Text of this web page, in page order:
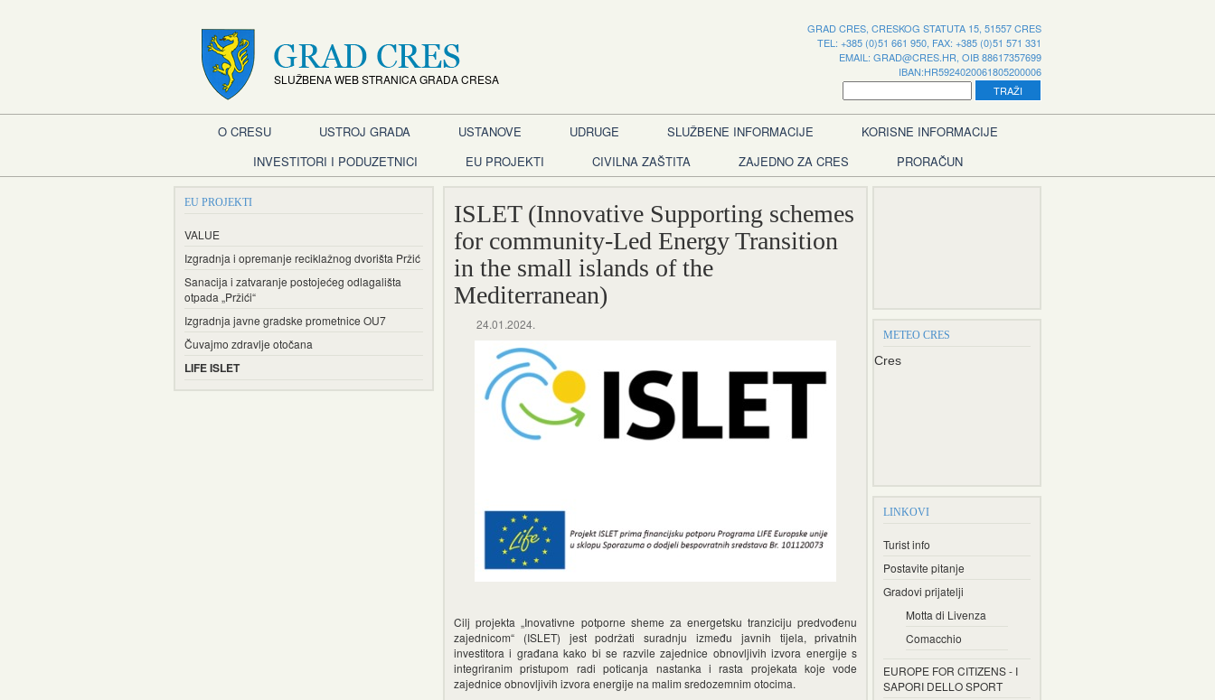
SLUŽBENA WEB STRANICA GRADA CRESA
GRAD CRES, CRESKOG STATUTA 15, 51557 CRES
TEL: +385 (0)51 661 950, FAX: +385 (0)51 571 331
EMAIL: GRAD@CRES.HR, OIB 88617357699
IBAN:HR5924020061805200006
O CRESU USTROJ GRADA USTANOVE UDRUGE SLUŽBENE INFORMACIJE
KORISNE INFORMACIJE
INVESTITORI I PODUZETNICI
EU PROJEKTI CIVILNA ZAŠTITA ZAJEDNO ZA CRES PRORAČUN
EU PROJEKTI
VALUE
Izgradnja i opremanje reciklažnog dvorišta Pržić
Sanacija i zatvaranje postojećeg odlagališta
otpada „Pržići“
Izgradnja javne gradske prometnice OU7
Čuvajmo zdravlje otočana
LIFE ISLET
ISLET (Innovative Supporting schemes
for community-Led Energy Transition
in the small islands of the
Mediterranean)
24.01.2024.
Cilj projekta „Inovativne potporne sheme za energetsku tranziciju predvođenu
zajednicom“ (ISLET) jest podržati suradnju između javnih tijela, privatnih
investitora i građana kako bi se razvile zajednice obnovljivih izvora energije s
integriranim pristupom radi poticanja nastanka i rasta projekata koje vode
zajednice obnovljivih izvora energije na malim sredozemnim otocima.
METEO CRES
Cres
LINKOVI
Turist info
Postavite pitanje
Gradovi prijatelji
Motta di Livenza
Comacchio
EUROPE FOR CITIZENS - I
SAPORI DELLO SPORT